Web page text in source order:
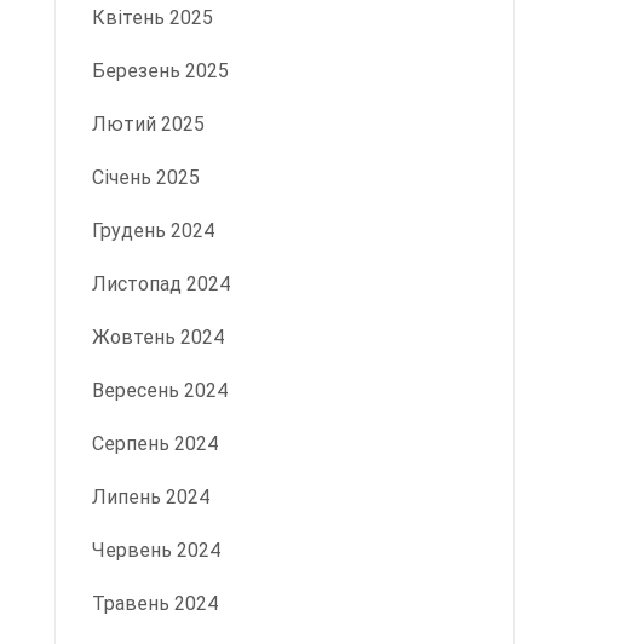
Квітень 2025
Березень 2025
Лютий 2025
Січень 2025
Грудень 2024
Листопад 2024
Жовтень 2024
Вересень 2024
Серпень 2024
Липень 2024
Червень 2024
Травень 2024